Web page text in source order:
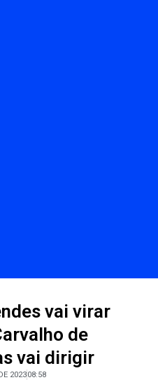
vai virar
de
vai dirigir
202308:58